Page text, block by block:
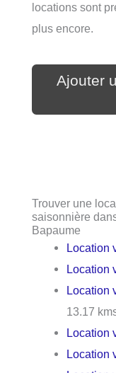
locations sont
plus encore.
Ajouter
Trouver une
saisonnière
Bapaume
Location
Location
Location
13.17
Location
Location